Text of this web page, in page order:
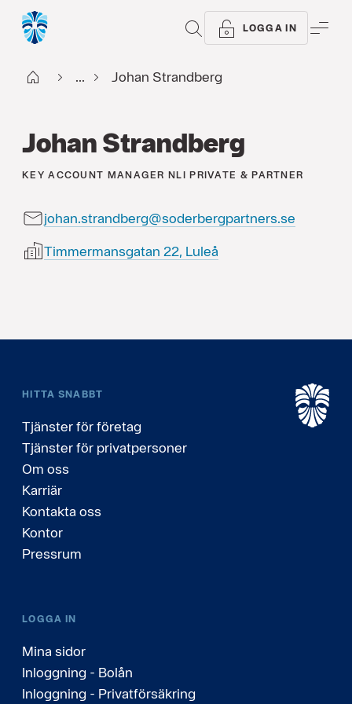
SÖK LOGGA IN
Start ... Johan Strandberg
Johan Strandberg
KEY ACCOUNT MANAGER NLI PRIVATE & PARTNER
johan.strandberg@soderbergpartners.se
Timmermansgatan 22, Luleå
HITTA SNABBT
Tjänster för företag
Tjänster för privatpersoner
Om oss
Karriär
Kontakta oss
Kontor
Pressrum
LOGGA IN
Mina sidor
Inloggning - Bolån
Inloggning - Privatförsäkring